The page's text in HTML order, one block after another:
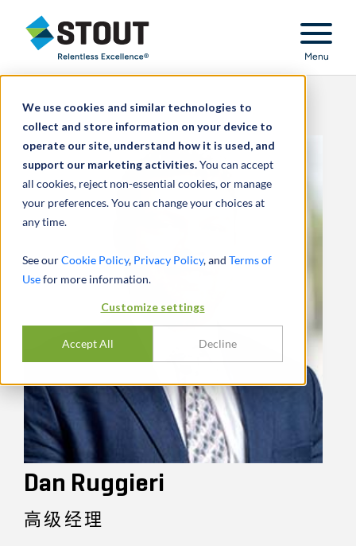
We use cookies and similar technologies to
collect and store information on your device to
operate our site, understand how it is used, and
support our marketing activities.You can accept
all cookies, reject non-essential cookies, or manage
your preferences. You can change your choices at
any time.
See ourCookie Policy, Privacy Policy, and Terms of
Usefor more information.
Customize settings
Accept All Decline
Stout Relentless Excellence
Menu
Dan Ruggieri
高级经理